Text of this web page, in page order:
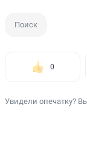
Поиск
0
Увидели опечатку?